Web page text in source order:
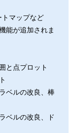
トマップなど
能が追加されま
と点プロット
ベルの改良、棒
ルの改良、ド